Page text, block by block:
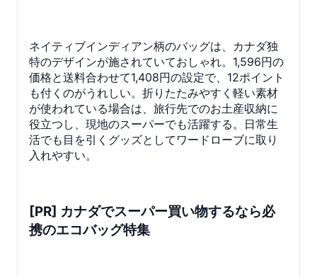
ネイティブインディアン柄のバッグは、カナダ独
特のデザインが施されていておしゃれ。1,596円の
価格と送料合わせて1,408円の設定で、12ポイント
も付くのがうれしい。折りたたみやすく軽い素材
が使われている場合は、旅行先でのお土産収納に
役立つし、現地のスーパーでも活躍する。日常生
活でも目を引くグッズとしてワードローブに取り
入れやすい。
[PR] カナダでスーパー買い物するなら必
携のエコバッグ特集